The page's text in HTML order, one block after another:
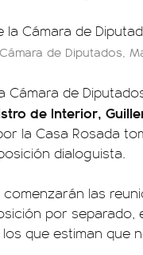
de Diputados,
Cámara de
de Interior,
la Casa Rosada
dialoguista.
comenzarán las
por separado,
que estiman que